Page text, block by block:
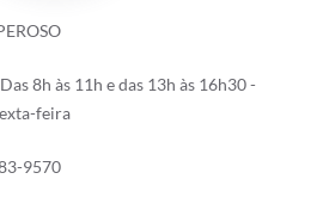
8h às 11h e das 13h às 16h30 -
feira
9570